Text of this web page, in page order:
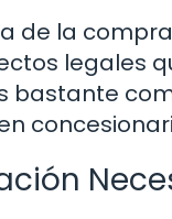
de la
legales
bastante